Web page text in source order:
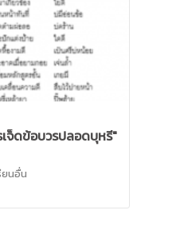
เจ็ดข้อบวรปลอดบุหรี่"
ยนอื่น